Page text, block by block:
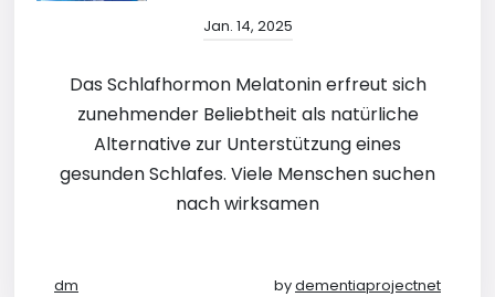
Jan. 14, 2025
Das Schlafhormon Melatonin erfreut sich
zunehmender Beliebtheit als natürliche
Alternative zur Unterstützung eines
gesunden Schlafes. Viele Menschen suchen
nach wirksamen
dm bydementiaprojectnet